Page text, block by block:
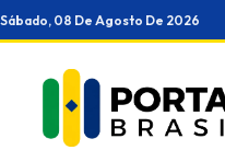
Ir
para
conteúdo
Sábado, 08 De Agosto De 2026